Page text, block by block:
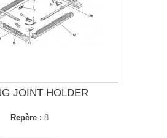
JOINT HOLDER
Repère : 8